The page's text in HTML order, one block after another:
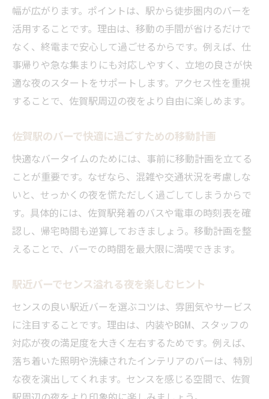
幅が広がります。ポイントは、駅から徒歩圏内のバーを
活用することです。理由は、移動の手間が省けるだけで
なく、終電まで安心して過ごせるからです。例えば、仕
事帰りや急な集まりにも対応しやすく、立地の良さが快
適な夜のスタートをサポートします。アクセス性を重視
することで、佐賀駅周辺の夜をより自由に楽しめます。
佐賀駅のバーで快適に過ごすための移動計画
快適なバータイムのためには、事前に移動計画を立てる
ことが重要です。なぜなら、混雑や交通状況を考慮しな
いと、せっかくの夜を慌ただしく過ごしてしまうからで
す。具体的には、佐賀駅発着のバスや電車の時刻表を確
認し、帰宅時間も逆算しておきましょう。移動計画を整
えることで、バーでの時間を最大限に満喫できます。
駅近バーでセンス溢れる夜を楽しむヒント
センスの良い駅近バーを選ぶコツは、雰囲気やサービス
に注目することです。理由は、内装やBGM、スタッフの
対応が夜の満足度を大きく左右するためです。例えば、
落ち着いた照明や洗練されたインテリアのバーは、特別
な夜を演出してくれます。センスを感じる空間で、佐賀